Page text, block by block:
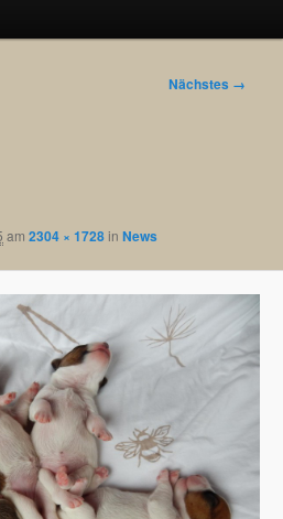
Nächstes →
am2304 × 1728inNews